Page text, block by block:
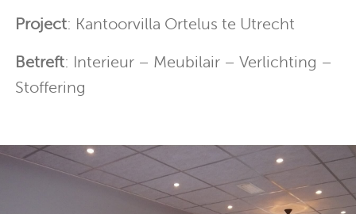
Project: Kantoorvilla Ortelus te Utrecht
Betreft: Interieur – Meubilair – Verlichting –
Stoffering